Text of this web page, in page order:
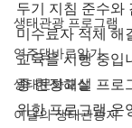
생태관광 프로그램
영주댐바로알기
생태문화교실
이달의 생태관광지
두기 지침 준수와
미수료자 적체 해
교육을 시행 중입
중 현장해설 프로
위한 프로그램 운